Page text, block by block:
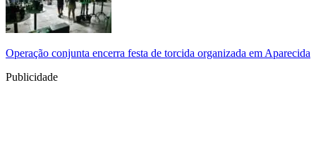
Operação conjunta encerra festa de torcida organizada em Aparecida
Publicidade